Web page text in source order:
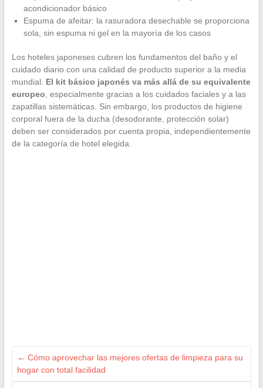
acondicionador básico
Espuma de afeitar: la rasuradora desechable se proporciona
sola, sin espuma ni gel en la mayoría de los casos
Los hoteles japoneses cubren los fundamentos del baño y el
cuidado diario con una calidad de producto superior a la media
mundial. El kit básico japonés va más allá de su equivalente
europeo, especialmente gracias a los cuidados faciales y a las
zapatillas sistemáticas. Sin embargo, los productos de higiene
corporal fuera de la ducha (desodorante, protección solar)
deben ser considerados por cuenta propia, independientemente
de la categoría de hotel elegida.
← Cómo aprovechar las mejores ofertas de limpieza para su
hogar con total facilidad